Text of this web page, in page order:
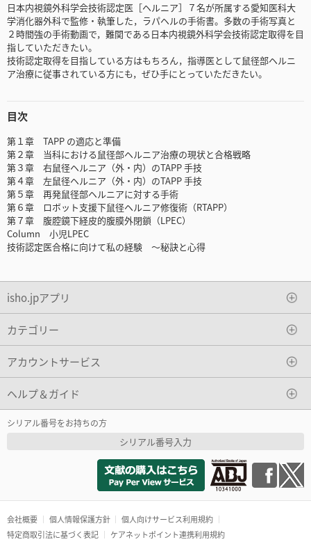
日本内視鏡外科学会技術認定医［ヘルニア］７名が所属する愛知医科大
学消化器外科で監修・執筆した，ラパヘルの手術書。多数の手術写真と
２時間強の手術動画で，難関である日本内視鏡外科学会技術認定取得を目
指していただきたい。
技術認定取得を目指している方はもちろん，指導医として鼠径部ヘルニ
ア治療に従事されている方にも，ぜひ手にとっていただきたい。
目次
第１章 TAPP の適応と準備
第２章 当科における鼠径部ヘルニア治療の現状と合格戦略
第３章 右鼠径ヘルニア（外・内）のTAPP 手技
第４章 左鼠径ヘルニア（外・内）のTAPP 手技
第５章 再発鼠径部ヘルニアに対する手術
第６章 ロボット支援下鼠径ヘルニア修復術（RTAPP）
第７章 腹腔鏡下経皮的腹膜外閉鎖（LPEC）
Column 小児LPEC
技術認定医合格に向けて私の経験 ～秘訣と心得
isho.jpアプリ
カテゴリー
アカウントサービス
ヘルプ＆ガイド
シリアル番号をお持ちの方
シリアル番号入力
会社概要 個人情報保護方針
個人向けサービス利用規約
特定商取引法に基づく表記
ケアネットポイント連携利用規約